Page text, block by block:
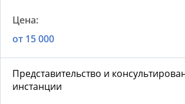
от 15 000
Представительство и
инстанции